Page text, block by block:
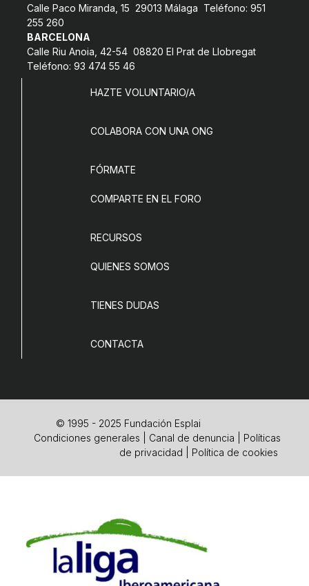
Calle Paco Miranda, 15 29013 Málaga Teléfono: 951
255 260
BARCELONA
Calle Riu Anoia, 42-54 08820 El Prat de Llobregat
Teléfono: 93 474 55 46
HAZTE VOLUNTARIO/A
COLABORA CON UNA ONG
FÓRMATE
COMPARTE EN EL FORO
RECURSOS
QUIENES SOMOS
TIENES DUDAS
CONTACTA
© 1995 - 2025 Fundación Esplai
Condiciones generales
Canal de denuncia
Políticas
de privacidad
Política de cookies